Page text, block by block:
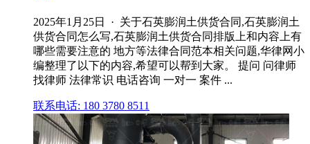
2025年1月25日 · 关于石英膨润土供货合同,石英膨润土
供货合同怎么写,石英膨润土供货合同排版上和内容上有
哪些需要注意的 地方等法律合同范本相关问题,华律网小
编整理了以下的内容,希望可以帮到大家。 提问 问律师
找律师 法律常识 电话咨询 一对一 案件 ...
联系电话: 180 3780 8511